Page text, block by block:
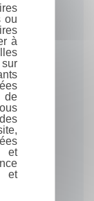
ou
à
de
et
et